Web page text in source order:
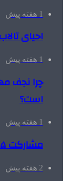
1 هفته پیش
احیای
1 هفته پیش
چرا نجف
است؟
1 هفته پیش
مشارکت ۲۸.۵ همتی خیران در مدرسه‌سازی
2 هفته پیش